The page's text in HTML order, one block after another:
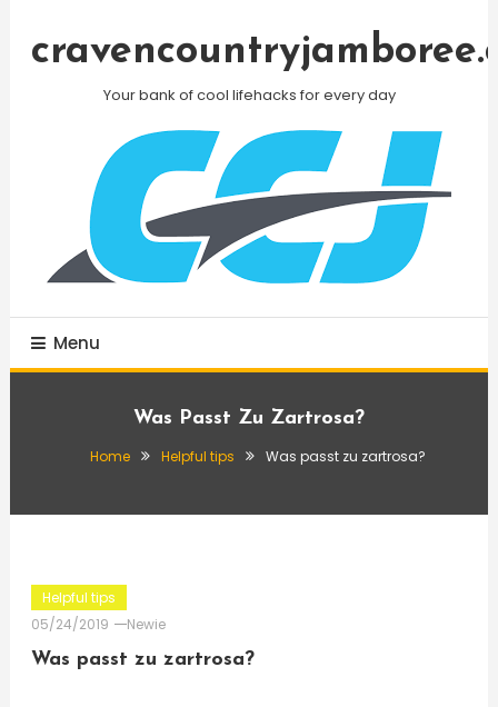
Your bank of cool lifehacks for every day
Menu
Was Passt Zu Zartrosa?
Home Helpful tips Was passt zu zartrosa?
Helpful tips
05/24/2019
Newie
Was passt zu zartrosa?